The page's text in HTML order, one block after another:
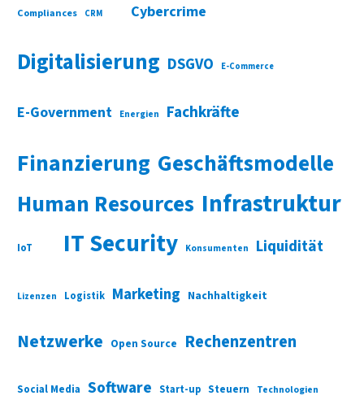
Compliances CRM Cybercrime
Digitalisierung DSGVO E-Commerce
E-Government Energien Fachkräfte
Finanzierung Geschäftsmodelle
Human Resources Infrastruktur
IoT IT Security Konsumenten Liquidität
Lizenzen Logistik Marketing Nachhaltigkeit
Netzwerke Open Source Rechenzentren
Social Media Software Start-up Steuern Technologien